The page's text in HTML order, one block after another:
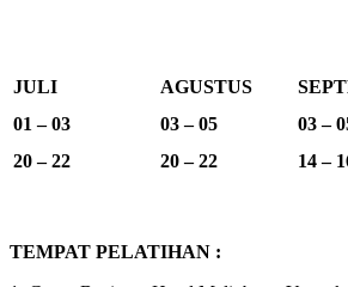
JULI AGUSTUS
01 – 03
03 – 05 03 –
20 – 22
20 – 22 14 –
TEMPAT PELATIHAN :